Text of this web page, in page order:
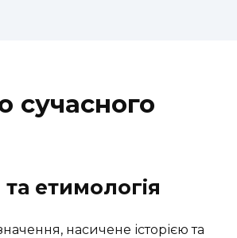
сучасного
етимологія
насичене історією та